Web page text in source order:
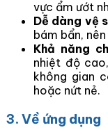
vực ẩm ướt
Dễ dàng vệ
bám bẩn,
Khả năng
nhiệt độ
không gian
hoặc nứt nẻ.
3. Về ứng dụng